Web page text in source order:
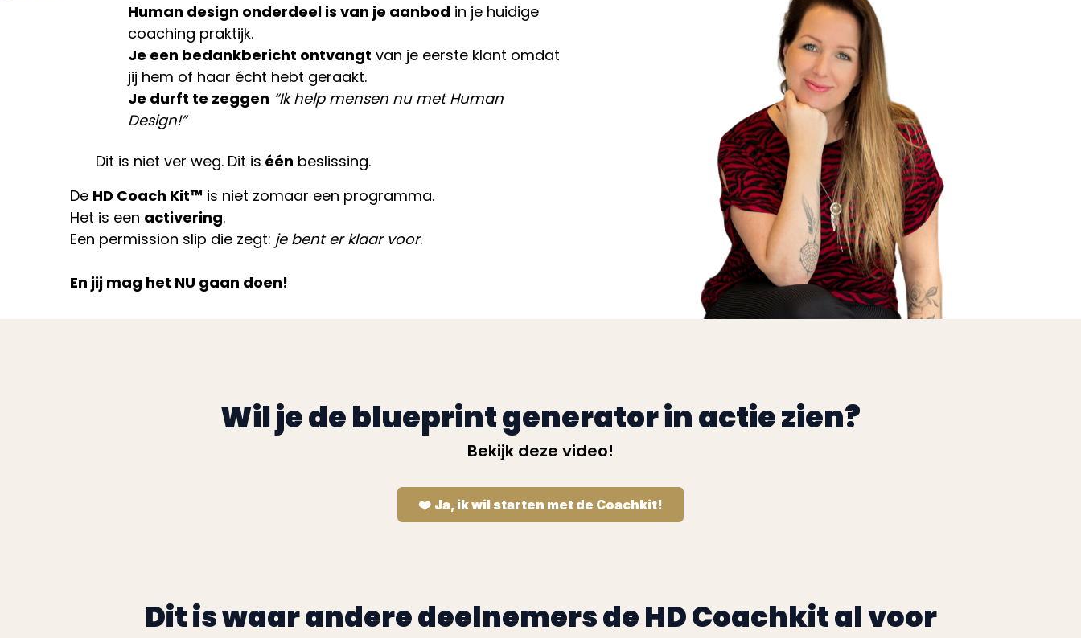
Human design onderdeel is van je aanbod in je huidige
coaching praktijk.
Je een bedankbericht ontvangt van je eerste klant omdat
jij hem of haar écht hebt geraakt.
Je durft te zeggen “Ik help mensen nu met Human
Design!”
Dit is niet ver weg. Dit is één beslissing.
De HD Coach Kit™ is niet zomaar een programma.
Het is een activering.
Een permission slip die zegt: je bent er klaar voor.
En jij mag het NU gaan doen!
Wil je de blueprint generator in actie zien?
Bekijk deze video!
❤️ Ja, ik wil starten met de Coachkit!
Dit is waar andere deelnemers de HD Coachkit al voor